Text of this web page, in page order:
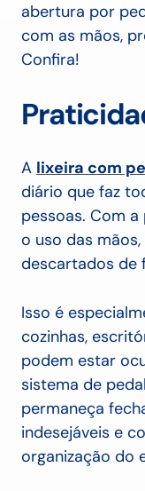
abertura por
com as mãos,
Confira!
A lixeira com
diário que faz
pessoas. Com
o uso das
descartados de
Isso é
cozinhas,
podem estar
sistema de
permaneça
indesejáveis e
organização do